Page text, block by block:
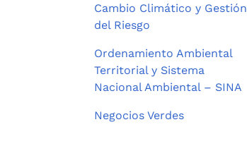
Cambio Climático y Gestión
del Riesgo
Ordenamiento Ambiental
Territorial y Sistema
Nacional Ambiental – SINA
Negocios Verdes